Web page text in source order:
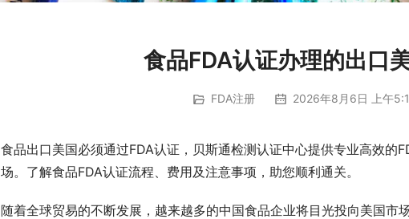
食品FDA认证办理的出口
FDA注册 2026年8月6日 上午
食品出口美国必须通过FDA认证，贝斯通检测认证中心提供专业高效的
场。了解食品FDA认证流程、费用及注意事项，助您顺利通关。
随着全球贸易的不断发展，越来越多的中国食品企业将目光投向美国市